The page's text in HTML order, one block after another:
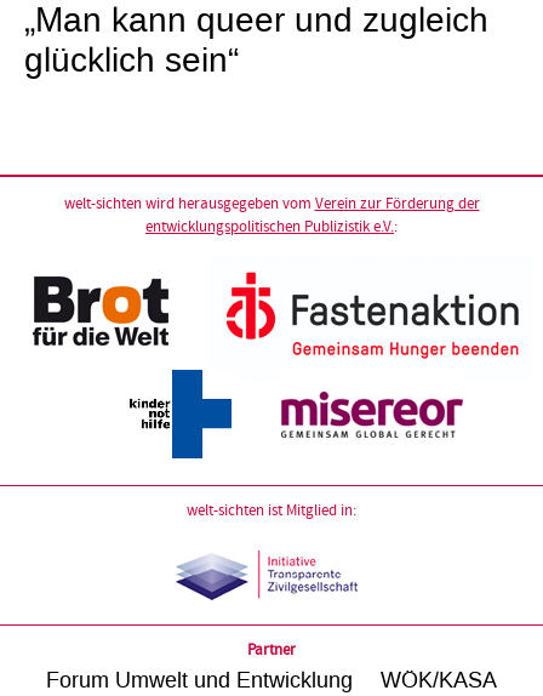
„Man kann queer und zugleich
glücklich sein“
welt-sichten wird herausgegeben vom Verein zur Förderung der
entwicklungspolitischen Publizistik e.V.:
welt-sichten ist Mitglied in:
Partner
Forum Umwelt und Entwicklung WÖK/KASA